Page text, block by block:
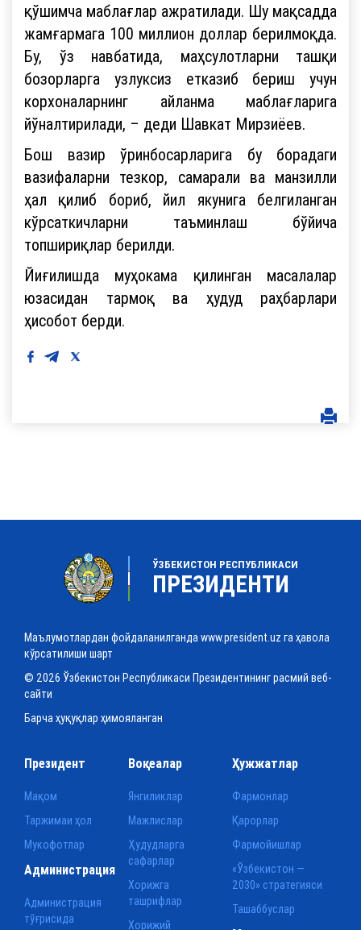
қўшимча маблағлар ажратилади. Шу мақсадда
жамғармага 100 миллион доллар берилмоқда.
Бу, ўз навбатида, маҳсулотларни ташқи
бозорларга узлуксиз етказиб бериш учун
корхоналарнинг айланма маблағларига
йўналтирилади, – деди Шавкат Мирзиёев.
Бош вазир ўринбосарларига бу борадаги
вазифаларни тезкор, самарали ва манзилли
ҳал қилиб бориб, йил якунига белгиланган
кўрсаткичларни таъминлаш бўйича
топшириқлар берилди.
Йиғилишда муҳокама қилинган масалалар
юзасидан тармоқ ва ҳудуд раҳбарлари
ҳисобот берди.
ЎЗБЕКИСТОН РЕСПУБЛИКАСИ
ПРЕЗИДЕНТИ
Маълумотлардан фойдаланилганда www.president.uz га ҳавола
кўрсатилиши шарт
© 2026 Ўзбекистон Республикаси Президентининг расмий веб-
сайти
Барча ҳуқуқлар ҳимояланган
Президент
Мақом
Таржимаи ҳол
Мукофотлар
Воқеалар
Янгиликлар
Мажлислар
Ҳудудларга
сафарлар
Хорижга
ташрифлар
Хорижий
Ҳужжатлар
Фармонлар
Қарорлар
Фармойишлар
«Ўзбекистон —
2030» стратегияси
Ташаббуслар
Администрация
Администрация
тўғрисида